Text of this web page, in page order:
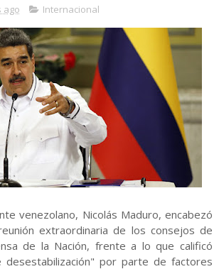
ago Internacional
venezolano, Nicolás Maduro, encabezó
extraordinaria de los consejos de
de la Nación, frente a lo que calificó
desestabilización" por parte de factores